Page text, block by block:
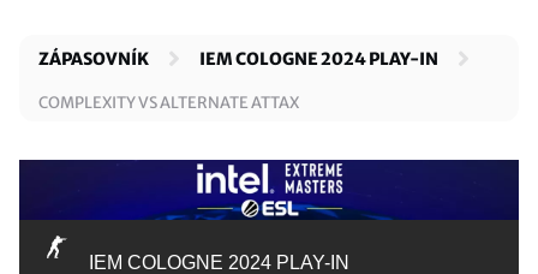
ZÁPASOVNÍK IEM COLOGNE 2024 PLAY-IN
COMPLEXITY VS ALTERNATE ATTAX
IEM COLOGNE 2024 PLAY-IN